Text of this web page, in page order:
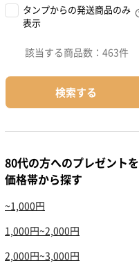
タンプからの発送商品のみ
表示
該当する商品数： 463件
検索する
80代の方へのプレゼントを
価格帯から探す
~1,000円
1,000円~2,000円
2,000円~3,000円